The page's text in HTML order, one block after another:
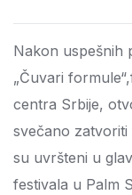
Nakon uspešnih
„Čuvari
centra Srbije,
svečano zatvoriti
su uvršteni u
festivala u Palm